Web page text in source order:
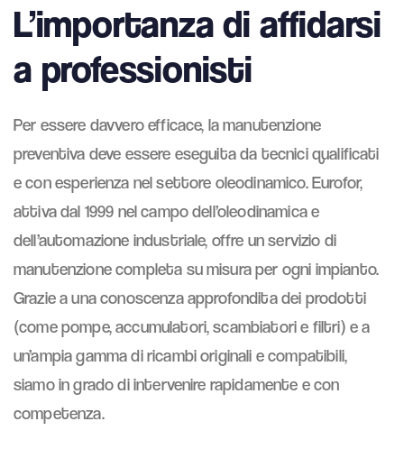
L’importanza di affidarsi
a professionisti
Per essere davvero efficace, la manutenzione
preventiva deve essere eseguita da tecnici qualificati
e con esperienza nel settore oleodinamico. Eurofor,
attiva dal 1999 nel campo dell’oleodinamica e
dell’automazione industriale, offre un servizio di
manutenzione completa su misura per ogni impianto.
Grazie a una conoscenza approfondita dei prodotti
(come pompe, accumulatori, scambiatori e filtri) e a
un’ampia gamma di ricambi originali e compatibili,
siamo in grado di intervenire rapidamente e con
competenza.